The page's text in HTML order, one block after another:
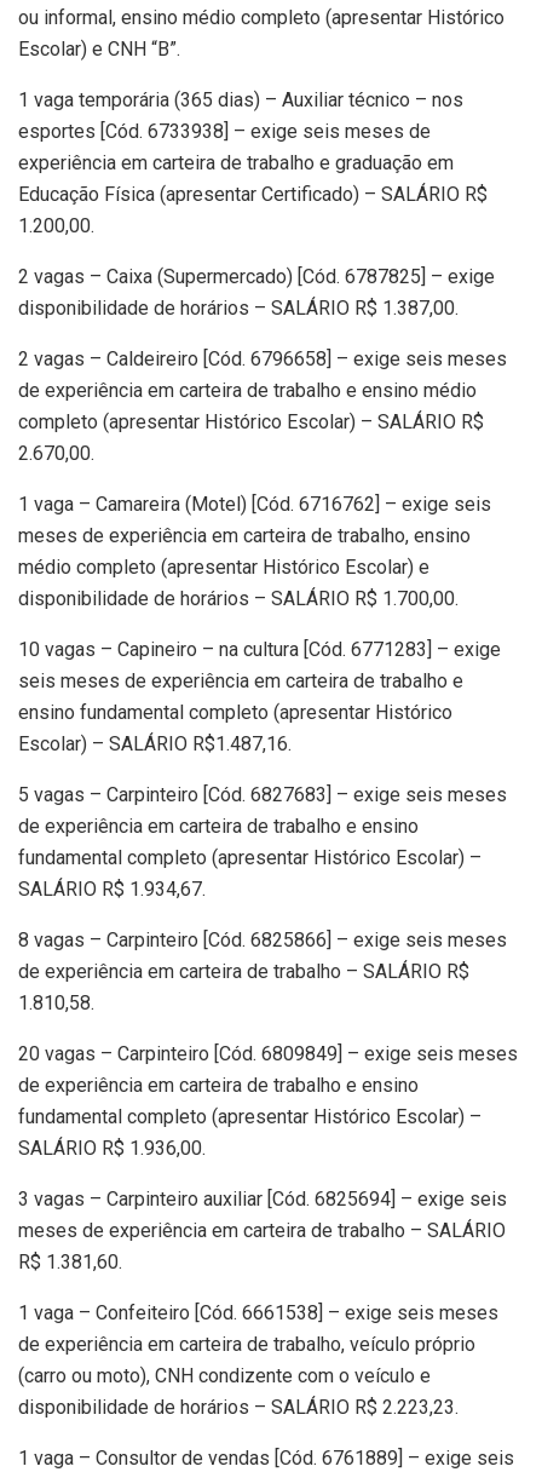
ou informal, ensino médio completo (apresentar Histórico
Escolar) e CNH “B”.
1 vaga temporária (365 dias) – Auxiliar técnico – nos
esportes [Cód. 6733938] – exige seis meses de
experiência em carteira de trabalho e graduação em
Educação Física (apresentar Certificado) – SALÁRIO R$
1.200,00.
2 vagas – Caixa (Supermercado) [Cód. 6787825] – exige
disponibilidade de horários – SALÁRIO R$ 1.387,00.
2 vagas – Caldeireiro [Cód. 6796658] – exige seis meses
de experiência em carteira de trabalho e ensino médio
completo (apresentar Histórico Escolar) – SALÁRIO R$
2.670,00.
1 vaga – Camareira (Motel) [Cód. 6716762] – exige seis
meses de experiência em carteira de trabalho, ensino
médio completo (apresentar Histórico Escolar) e
disponibilidade de horários – SALÁRIO R$ 1.700,00.
10 vagas – Capineiro – na cultura [Cód. 6771283] – exige
seis meses de experiência em carteira de trabalho e
ensino fundamental completo (apresentar Histórico
Escolar) – SALÁRIO R$1.487,16.
5 vagas – Carpinteiro [Cód. 6827683] – exige seis meses
de experiência em carteira de trabalho e ensino
fundamental completo (apresentar Histórico Escolar) –
SALÁRIO R$ 1.934,67.
8 vagas – Carpinteiro [Cód. 6825866] – exige seis meses
de experiência em carteira de trabalho – SALÁRIO R$
1.810,58.
20 vagas – Carpinteiro [Cód. 6809849] – exige seis meses
de experiência em carteira de trabalho e ensino
fundamental completo (apresentar Histórico Escolar) –
SALÁRIO R$ 1.936,00.
3 vagas – Carpinteiro auxiliar [Cód. 6825694] – exige seis
meses de experiência em carteira de trabalho – SALÁRIO
R$ 1.381,60.
1 vaga – Confeiteiro [Cód. 6661538] – exige seis meses
de experiência em carteira de trabalho, veículo próprio
(carro ou moto), CNH condizente com o veículo e
disponibilidade de horários – SALÁRIO R$ 2.223,23.
1 vaga – Consultor de vendas [Cód. 6761889] – exige seis